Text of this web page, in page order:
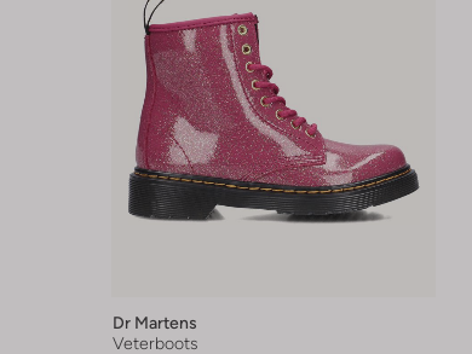
Dr Martens
Veterboots